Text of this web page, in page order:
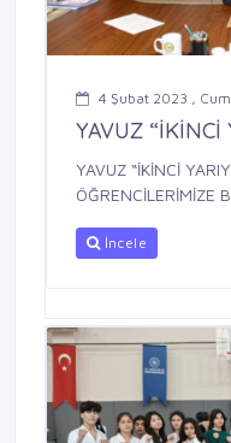
4 Şubat 2023 ,
YAVUZ “İKİNCİ
YAVUZ “İKİNCİ
ÖĞRENCİLERİMİZE
İncele